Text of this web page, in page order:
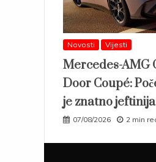
Novosti Vijesti
Mercedes-AMG
Door Coupé:
je znatno jeftinija
07/08/2026 2 min